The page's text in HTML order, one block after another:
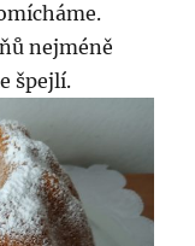
nejméně
špejlí.